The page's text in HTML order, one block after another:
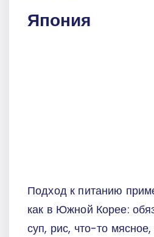
Япония
Подход к питанию
как в Южной Корее:
суп, рис, что-то